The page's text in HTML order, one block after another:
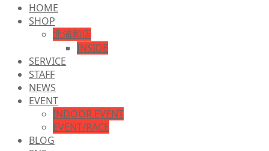
HOME
SHOP
北浦和店
INSIDE
SERVICE
STAFF
NEWS
EVENT
INDOOR EVENT
EVENT/RACE
BLOG